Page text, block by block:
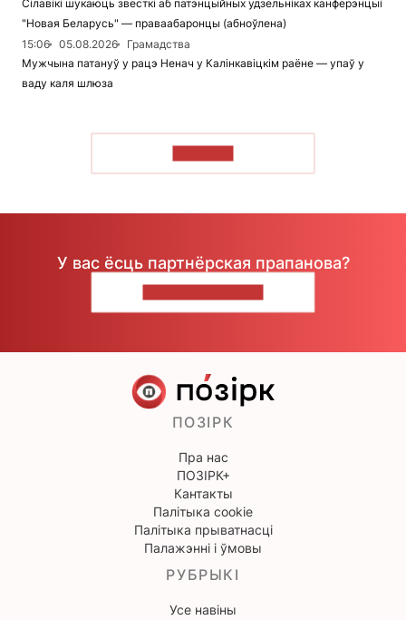
Сілавікі шукаюць звесткі аб патэнцыйных удзельніках канферэнцыі
"Новая Беларусь" — праваабаронцы (абноўлена)
15:06
05.08.2026
Грамадства
Мужчына патануў у рацэ Ненач у Калінкавіцкім раёне — упаў у
ваду каля шлюза
У вас ёсць партнёрская прапанова?
ПОЗІРК
Пра нас
ПОЗІРК+
Кантакты
Палітыка cookie
Палітыка прыватнасці
Палажэнні і ўмовы
РУБРЫКІ
Усе навіны